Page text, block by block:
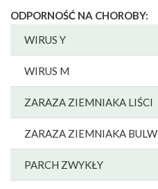
ODPORNOŚĆ NA CHOROBY:
WIRUS Y
WIRUS M
ZARAZA ZIEMNIAKA LIŚCI
ZARAZA ZIEMNIAKA BULW
PARCH ZWYKŁY